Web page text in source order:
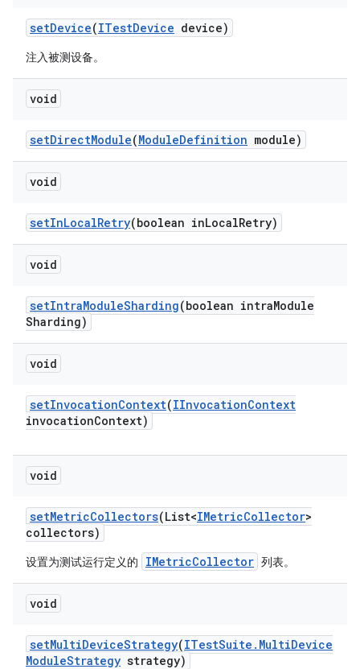
setDevice(ITestDevice device)
注入被测设备。
void
setDirectModule(ModuleDefinition module)
void
setInLocalRetry(boolean inLocalRetry)
void
setIntraModuleSharding(boolean intraModule
Sharding)
void
setInvocationContext(IInvocationContext
invocationContext)
void
setMetricCollectors(List<IMetricCollector>
collectors)
设置为测试运行定义的 IMetricCollector 列表。
void
setMultiDeviceStrategy(ITestSuite . MultiDevice
ModuleStrategy strategy)